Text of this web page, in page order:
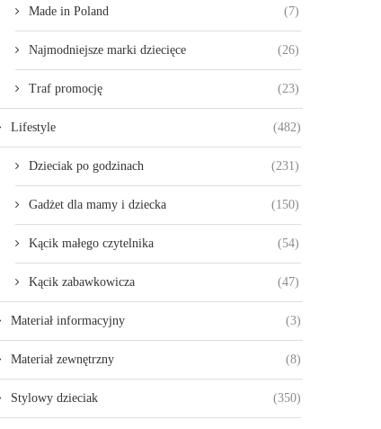
Made in Poland (7)
Najmodniejsze marki dziecięce (26)
Traf promocję (23)
Lifestyle (482)
Dzieciak po godzinach (231)
Gadżet dla mamy i dziecka (150)
Kącik małego czytelnika (54)
Kącik zabawkowicza (47)
Materiał informacyjny (3)
Materiał zewnętrzny (8)
Stylowy dzieciak (350)